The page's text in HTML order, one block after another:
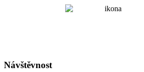
Návštěvnost